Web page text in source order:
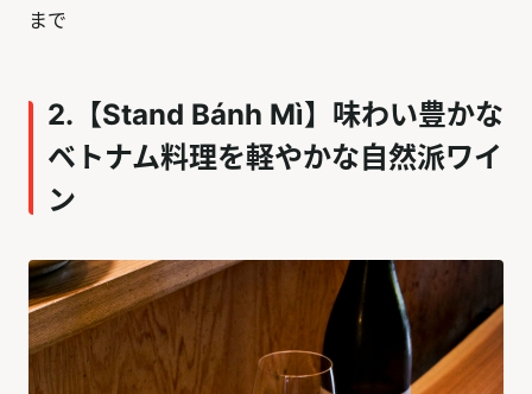
まで
2.【Stand Bánh Mì】味わい豊かな
ベトナム料理を軽やかな自然派ワイ
ン